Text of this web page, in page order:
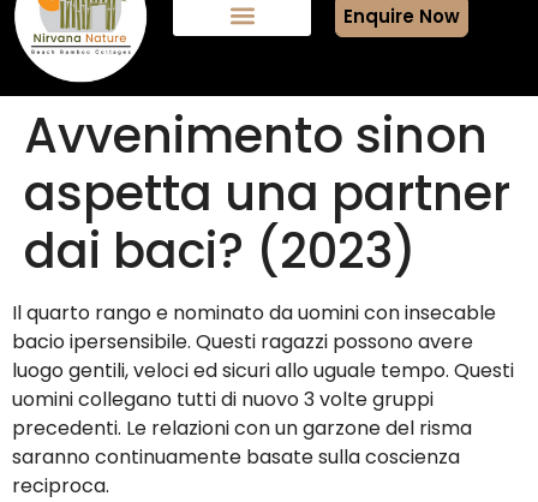
Enquire Now
Avvenimento sinon
aspetta una partner
dai baci? (2023)
Il quarto rango e nominato da uomini con insecable
bacio ipersensibile. Questi ragazzi possono avere
luogo gentili, veloci ed sicuri allo uguale tempo. Questi
uomini collegano tutti di nuovo 3 volte gruppi
precedenti. Le relazioni con un garzone del risma
saranno continuamente basate sulla coscienza
reciproca.